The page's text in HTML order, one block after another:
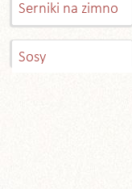
Serniki na zimno
Sosy